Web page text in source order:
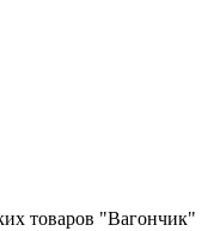
товаров "Вагончик"